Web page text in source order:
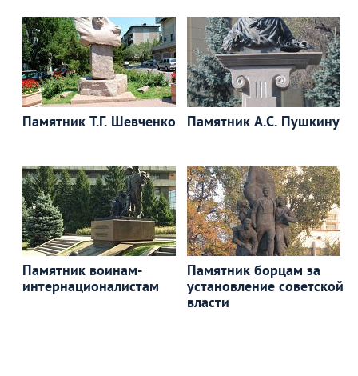
Памятник Т.Г. Шевченко Памятник А.С. Пушкину
Памятник воинам-
интернационалистам
Памятник борцам за
установление советской
власти